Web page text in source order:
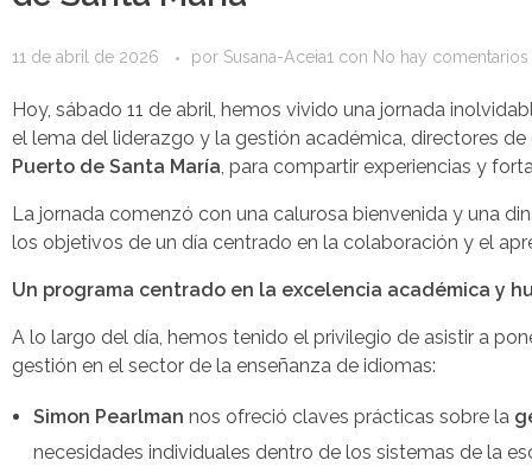
11 de abril de 2026 por Susana-Aceia1 con No hay comentarios
Hoy, sábado 11 de abril, hemos vivido una jornada
el lema del liderazgo y la gestión académica, directores
Puerto de Santa María, para compartir experiencias y
La jornada comenzó con una calurosa bienvenida y una
los objetivos de un día centrado en la colaboración y el
Un programa centrado en la excelencia académica y
A lo largo del día, hemos tenido el privilegio de asistir a
gestión en el sector de la enseñanza de idiomas:
Simon Pearlman nos ofreció claves prácticas sobre la
necesidades individuales dentro de los sistemas de la